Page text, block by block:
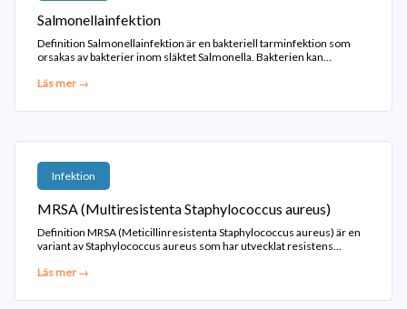
Salmonellainfektion
Definition Salmonellainfektion är en bakteriell tarminfektion som
orsakas av bakterier inom släktet Salmonella. Bakterien kan...
Läs mer →
Infektion
MRSA (Multiresistenta Staphylococcus aureus)
Definition MRSA (Meticillinresistenta Staphylococcus aureus) är en
variant av Staphylococcus aureus som har utvecklat resistens...
Läs mer →